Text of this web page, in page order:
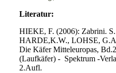
Literatur:
HIEKE, F. (2006): Zabrini.
HARDE,K.W., LOHSE,
Die Käfer Mitteleuropas,
(Laufkäfer) - Spektrum -
2.Aufl.